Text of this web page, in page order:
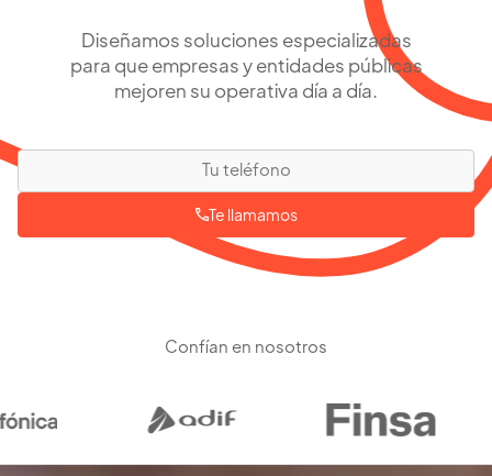
Diseñamos soluciones especializadas
para que empresas y entidades públicas
mejoren su operativa día a día.
Te llamamos
Confían en nosotros